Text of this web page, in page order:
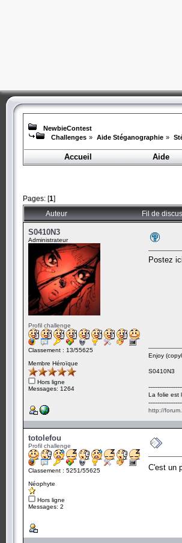
NewbieContest
Challenges » Aide Stéganographie »
Accueil
Aide
Pages: [1]
Auteur Fil de
S0410N3
Administrateur
Profil challenge
Classement : 13/55625
Membre Héroïque
Hors ligne
Messages: 1264
Postez
Enjoy
S0410N3
La folie est
http://
totolefou
Profil challenge
Classement : 5251/55625
Néophyte
Hors ligne
Messages: 2
C'est un